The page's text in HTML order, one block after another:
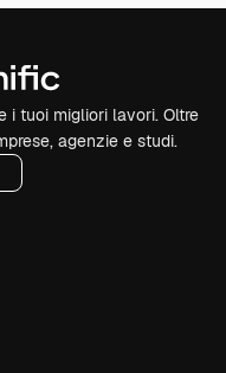
i tuoi migliori lavori. Oltre
agenzie e studi.